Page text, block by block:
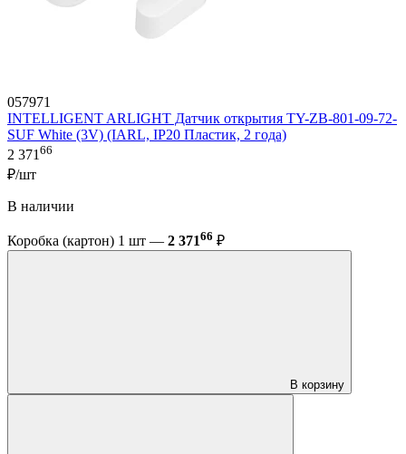
057971
INTELLIGENT ARLIGHT Датчик открытия TY-ZB-801-09-72-
SUF White (3V) (IARL, IP20 Пластик, 2 года)
2 37166
₽/шт
В наличии
Коробка (картон) 1 шт — 2 37166 ₽
В корзину